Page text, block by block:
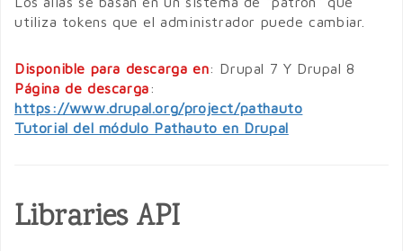
utiliza tokens que el administrador puede cambiar.
Disponible para descarga en: Drupal 7 Y Drupal 8
Página de descarga:
https://www.drupal.org/project/pathauto
Tutorial del módulo Pathauto en Drupal
Libraries API